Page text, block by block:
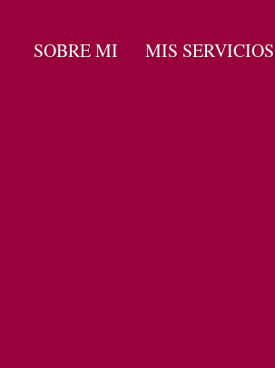
SOBRE MI MIS SERVICIOS